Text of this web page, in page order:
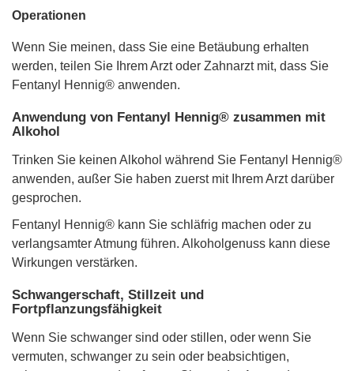
Operationen
Wenn Sie meinen, dass Sie eine Betäubung erhalten
werden, teilen Sie Ihrem Arzt oder Zahnarzt mit, dass Sie
Fentanyl Hennig® anwenden.
Anwendung von Fentanyl Hennig® zusammen mit
Alkohol
Trinken Sie keinen Alkohol während Sie Fentanyl Hennig®
anwenden, außer Sie haben zuerst mit Ihrem Arzt darüber
gesprochen.
Fentanyl Hennig® kann Sie schläfrig machen oder zu
verlangsamter Atmung führen. Alkoholgenuss kann diese
Wirkungen verstärken.
Schwangerschaft, Stillzeit und
Fortpflanzungsfähigkeit
Wenn Sie schwanger sind oder stillen, oder wenn Sie
vermuten, schwanger zu sein oder beabsichtigen,